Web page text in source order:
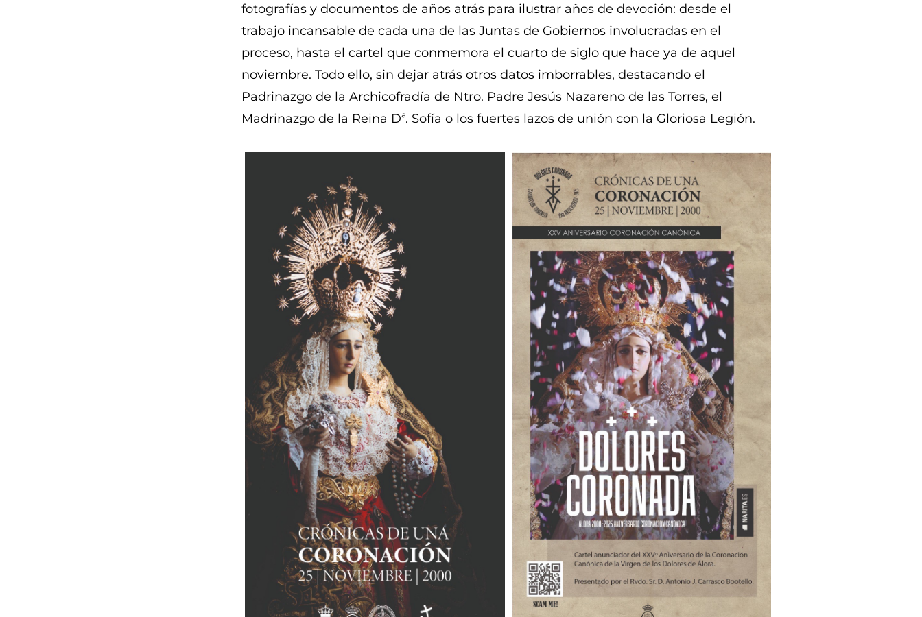
fotografías y documentos de años atrás para ilustrar años de devoción: desde el
trabajo incansable de cada una de las Juntas de Gobiernos involucradas en el
proceso, hasta el cartel que conmemora el cuarto de siglo que hace ya de aquel
noviembre. Todo ello, sin dejar atrás otros datos imborrables, destacando el
Padrinazgo de la Archicofradía de Ntro. Padre Jesús Nazareno de las Torres, el
Madrinazgo de la Reina Dª. Sofía o los fuertes lazos de unión con la Gloriosa Legión.